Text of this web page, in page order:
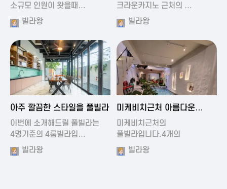
소규모 인원이 왓을때…
빌라왕
크라운카지노 근처의 …
빌라왕
2024-11-19 01:01
아주 깔끔한 스타일을 풀빌라
이번에 소개해드릴 풀빌라는
4명기준의 4룸빌라입…
빌라왕
2024-11-16 15:32
미케비치근처 아름다운
풀빌라
미케비치근처의
풀빌라입니다.4개의
아름다운방과…
빌라왕